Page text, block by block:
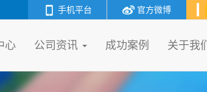
官方微博
手机平台
心 公司资讯 成功案例 关于我们